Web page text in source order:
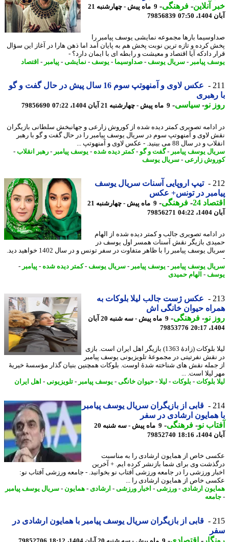
آنلاین-فرهنگی-
9 ماه پیش - چهارشنبه 21
79856839
بارها مجموعه نمایشی یوسف پیامبر را
کرده و تازه ترین نوبت پخش هم به پایان آمد اما ذهن هارا در آغاز این سؤال
دادکه آیا اقتصاد و معیشت و رابطه ای با ایمان دارد؟ -
پیامبر-سریال یوسف-صداوسیما-یوسف-نمایشی-پیامبر-اقتصاد
عکس لاوی و آمنهوتپ سوم 16 سال پیش در حال گفت و گو
نو- سیاسی-9 ماه پیش - چهارشنبه 21 آبان 1404، 07:22 79856690
تصویری کمتر دیده شده از کوروش زارعی و جهانبخش سلطانی بازیگران
لاوی و آمنهوتپ سوم در سریال یوسف پیامبر را در حال گفت و گو با رهبر
سال 88 می بینید. - عکس لاوی و آمنهوتپ ...
یوسف پیامبر-گفت و گو - کمتر دیده شده-یوسف پیامبر-رهبر انقلاب-
زارعی-سریال یوسف
تیپ اروپایی آسنات سریال یوسف
در تونس+ عکس
24
-فرهنگی-
9 ماه پیش - چهارشنبه 21
79856271
تصویری جالب و کمتر دیده شده از الهام
بازیگر نقش آسنات همسر اول یوسف در
سریال یوسف پیامبر را با ظاهر متفاوت در سفر تونس و در سال 1402 خواهید دید.
یوسف پیامبر-یوسف پیامبر-سریال یوسف-کمتر دیده شده-پیامبر-
-الهام حمیدی
عکس ژست جالب لیلا بلوکات به
حیوان خانگی اش
نو- فرهنگی-
9 ماه پیش - سه شنبه 20 آبان
79853776
لیلا بلوکات (زادهٔ 1363) بازیگر اهل ایران است. بازی
نفرتیتی در مجموعهٔ تلویزیونی یوسف پیامبر
نقش های شناخته شدهٔ اوست. بلوکات همچنین بنیان گذار مؤسسهٔ خیریهٔ
لیلا است. ...
بلوکات-بلوکات-لیلا -حیوان خانگی-یوسف پیامبر-تلویزیونی-اهل ایران
قابی از بازیگران سریال یوسف پیامبر
همایون ارشادی در سفر
نو- فرهنگی-
9 ماه پیش - سه شنبه 20
79852740
خاص از همایون ارشادی را به مناسبت
وی برای شما بازنشر کرده ایم. + آخرین
ورزشی را در جامعه ورزشی آفتاب نو بخوانید. - جامعه ورزشی آفتاب نو:
خاص از همایون ارشادی را ...
ارشادی-ورزشی -اخبار ورزشی -ارشادی-همایون-سریال یوسف پیامبر
قابی از بازیگران سریال یوسف پیامبر با همایون ارشادی در
-اقتصادی-